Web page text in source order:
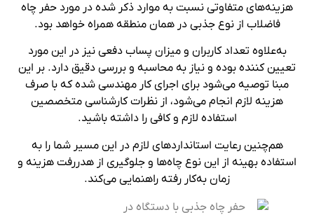
هزینه‌های متفاوتی نسبت به موارد ذکر شده در مورد حفر چاه
فاضلاب از نوع جذبی در همان منطقه همراه خواهد بود.
به‌علاوه تعداد کاربران و میزان پساب دفعی نیز در این مورد
تعیین کننده بوده و نیاز به محاسبه و بررسی دقیق دارد. بر این
مبنا توصیه می‌شود برای اجرای کار مهندسی شده که با صرف
هزینه لازم انجام می‌شود، از نظرات کارشناسی متخصصین
استفاده لازم و کافی را داشته باشید.
هم‌چنین رعایت استانداردهای لازم در این مسیر شما را به
استفاده بهینه از این نوع چاه‌ها و جلوگیری از هدررفت هزینه و
زمان به‌کار رفته راهنمایی می‌کند.